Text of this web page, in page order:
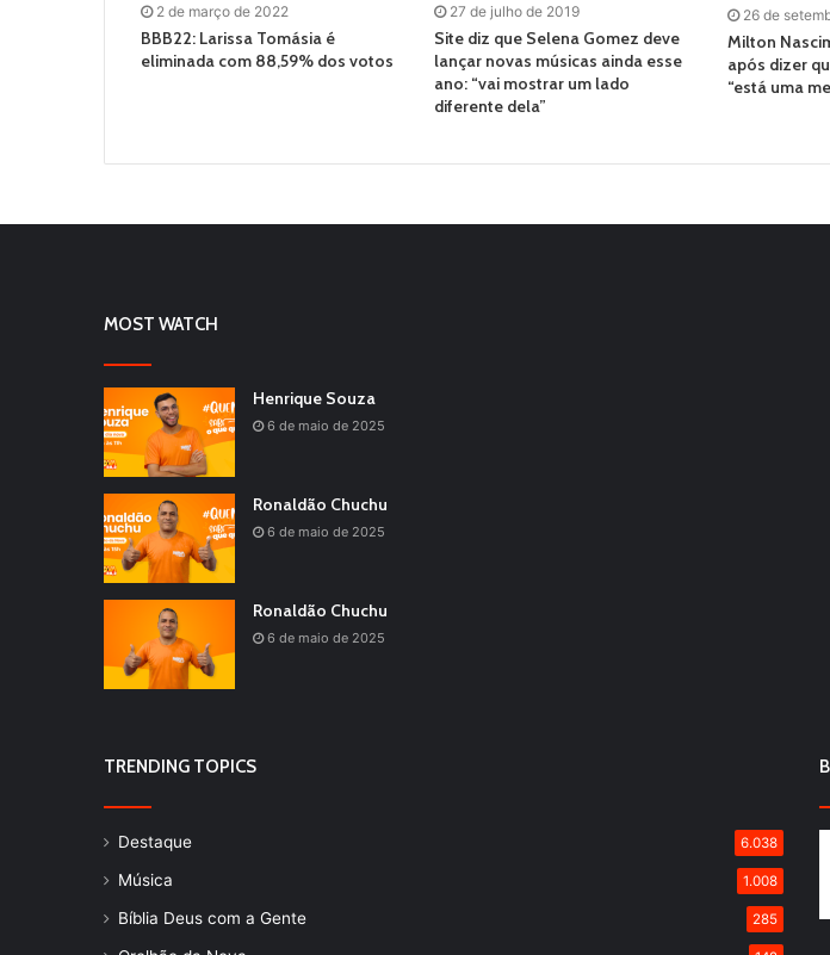
2 de março de 2022
BBB22: Larissa Tomásia é
eliminada com 88,59% dos votos
27 de julho de 2019
Site diz que Selena Gomez deve
lançar novas músicas ainda esse
ano: “vai mostrar um lado
diferente dela”
26 de
Milton
após dizer
“está uma
MOST WATCH
Henrique Souza
6 de maio de 2025
Ronaldão Chuchu
6 de maio de 2025
Ronaldão Chuchu
6 de maio de 2025
TRENDING TOPICS
Destaque 6.038
Música 1.008
Bíblia Deus com a Gente 285